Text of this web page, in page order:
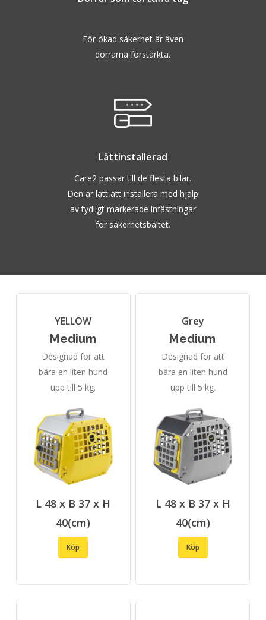
För ökad säkerhet är även
dörrarna förstärkta.
Lättinstallerad
Care2 passar till de flesta bilar.
Den är lätt att installera med hjälp
av tydligt markerade infästningar
för säkerhetsbältet.
YELLOW
Medium
Designad för att
bära en liten hund
upp till 5 kg.
L 48 x B 37 x H
40(cm)
Köp
Grey
Medium
Designad för att
bära en liten hund
upp till 5 kg.
L 48 x B 37 x H
40(cm)
Köp